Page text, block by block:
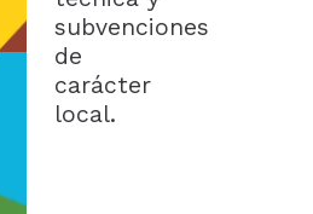
subvenciones
de
carácter
local.